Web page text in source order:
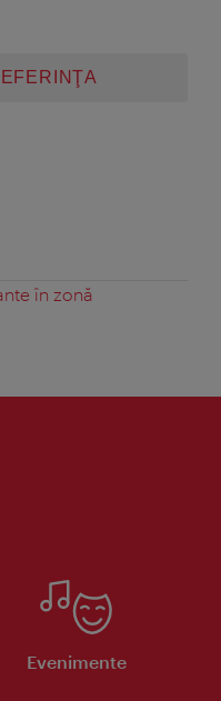
în zonă
Evenimente